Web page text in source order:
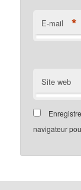
E-mail *
Site web
navigateur